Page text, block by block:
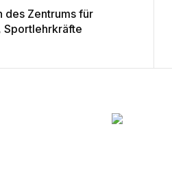
des Zentrums für
Sportlehrkräfte